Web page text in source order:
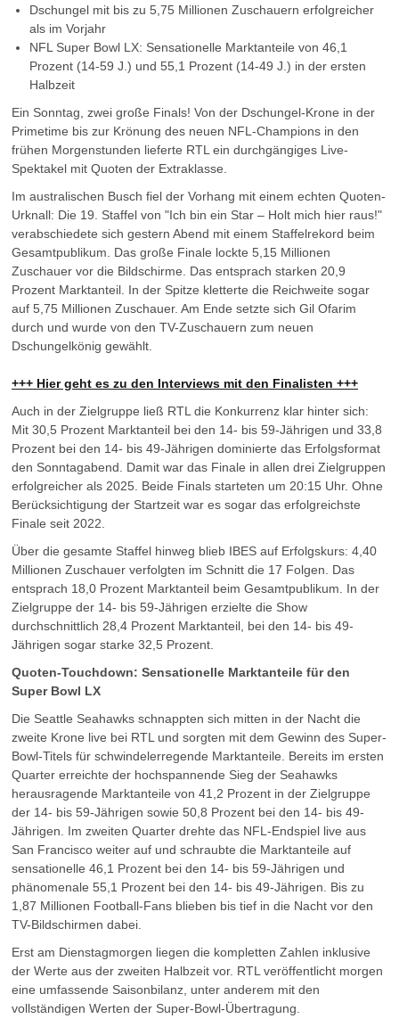
Dschungel mit bis zu 5,75 Millionen Zuschauern erfolgreicher
als im Vorjahr
NFL Super Bowl LX: Sensationelle Marktanteile von 46,1
Prozent (14-59 J.) und 55,1 Prozent (14-49 J.) in der ersten
Halbzeit
Ein Sonntag, zwei große Finals! Von der Dschungel-Krone in der
Primetime bis zur Krönung des neuen NFL-Champions in den
frühen Morgenstunden lieferte RTL ein durchgängiges Live-
Spektakel mit Quoten der Extraklasse.
Im australischen Busch fiel der Vorhang mit einem echten Quoten-
Urknall: Die 19. Staffel von "Ich bin ein Star – Holt mich hier raus!"
verabschiedete sich gestern Abend mit einem Staffelrekord beim
Gesamtpublikum. Das große Finale lockte 5,15 Millionen
Zuschauer vor die Bildschirme. Das entsprach starken 20,9
Prozent Marktanteil. In der Spitze kletterte die Reichweite sogar
auf 5,75 Millionen Zuschauer. Am Ende setzte sich Gil Ofarim
durch und wurde von den TV-Zuschauern zum neuen
Dschungelkönig gewählt.
+++ Hier geht es zu den Interviews mit den Finalisten +++
Auch in der Zielgruppe ließ RTL die Konkurrenz klar hinter sich:
Mit 30,5 Prozent Marktanteil bei den 14- bis 59-Jährigen und 33,8
Prozent bei den 14- bis 49-Jährigen dominierte das Erfolgsformat
den Sonntagabend. Damit war das Finale in allen drei Zielgruppen
erfolgreicher als 2025. Beide Finals starteten um 20:15 Uhr. Ohne
Berücksichtigung der Startzeit war es sogar das erfolgreichste
Finale seit 2022.
Über die gesamte Staffel hinweg blieb IBES auf Erfolgskurs: 4,40
Millionen Zuschauer verfolgten im Schnitt die 17 Folgen. Das
entsprach 18,0 Prozent Marktanteil beim Gesamtpublikum. In der
Zielgruppe der 14- bis 59-Jährigen erzielte die Show
durchschnittlich 28,4 Prozent Marktanteil, bei den 14- bis 49-
Jährigen sogar starke 32,5 Prozent.
Quoten-Touchdown: Sensationelle Marktanteile für den
Super Bowl LX
Die Seattle Seahawks schnappten sich mitten in der Nacht die
zweite Krone live bei RTL und sorgten mit dem Gewinn des Super-
Bowl-Titels für schwindelerregende Marktanteile. Bereits im ersten
Quarter erreichte der hochspannende Sieg der Seahawks
herausragende Marktanteile von 41,2 Prozent in der Zielgruppe
der 14- bis 59-Jährigen sowie 50,8 Prozent bei den 14- bis 49-
Jährigen. Im zweiten Quarter drehte das NFL-Endspiel live aus
San Francisco weiter auf und schraubte die Marktanteile auf
sensationelle 46,1 Prozent bei den 14- bis 59-Jährigen und
phänomenale 55,1 Prozent bei den 14- bis 49-Jährigen. Bis zu
1,87 Millionen Football-Fans blieben bis tief in die Nacht vor den
TV-Bildschirmen dabei.
Erst am Dienstagmorgen liegen die kompletten Zahlen inklusive
der Werte aus der zweiten Halbzeit vor. RTL veröffentlicht morgen
eine umfassende Saisonbilanz, unter anderem mit den
vollständigen Werten der Super-Bowl-Übertragung.